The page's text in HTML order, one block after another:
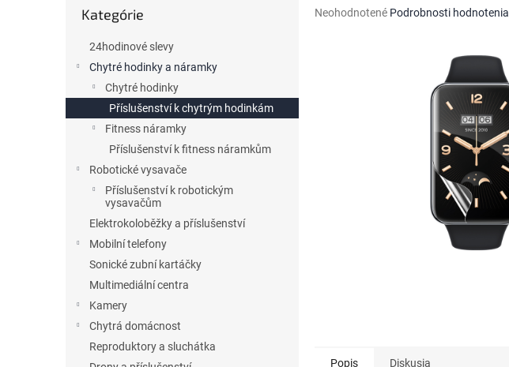
kategórie
Kategórie
24hodinové slevy
Chytré hodinky a náramky
Chytré hodinky
Příslušenství k chytrým hodinkám
Fitness náramky
Příslušenství k fitness náramkům
Robotické vysavače
Příslušenství k robotickým
vysavačům
Elektrokoloběžky a příslušenství
Mobilní telefony
Sonické zubní kartáčky
Multimediální centra
Kamery
Chytrá domácnost
Reproduktory a sluchátka
Priemerné
Neohodnotené Podrobnosti hodnotenia
Popis Diskusia